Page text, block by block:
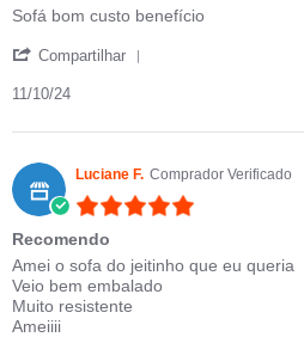
Review by Juliane C. on 11 Oct 2024
review stating Sofá bom custo benefício
Sofá bom custo benefício
Compartilhar
11/10/24
Luciane F. Comprador Verificado
Recomendo
Review by Luciane F. on 10 Sep 2024
review stating Recomendo
Amei o sofa do jeitinho que eu queria
Veio bem embalado
Muito resistente
Ameiiii